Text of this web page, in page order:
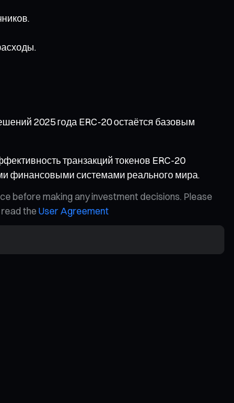
2025 года ERC-20 остаётся базовым
транзакций токенов ERC-20
финансовыми системами реального мира.
before making any investment decisions. Please
the User Agreement